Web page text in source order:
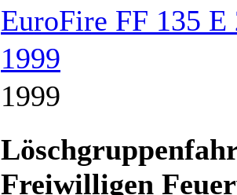
EuroFire FF 135 E
1999
1999
Freiwilligen